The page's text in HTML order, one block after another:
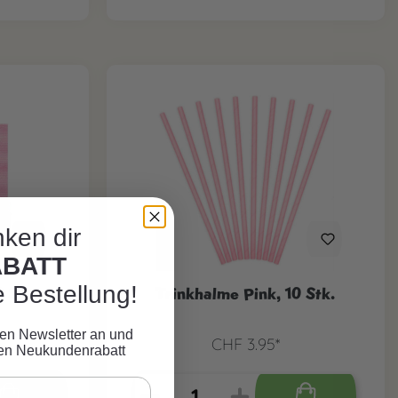
Stk. Trinkhalme Pink, 10 Stk.
CHF 3.95*
dir
Bestellung!
Newsletter an und
Neukundenrabatt